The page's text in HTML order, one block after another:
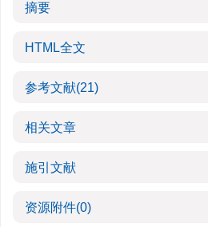
摘要
HTML全文
参考文献(21)
相关文章
施引文献
资源附件(0)